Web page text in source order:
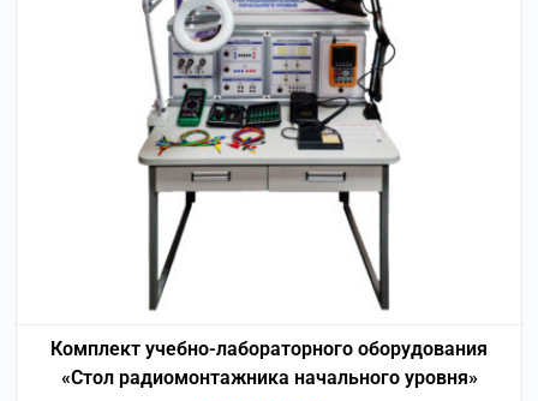
Комплект учебно-лабораторного оборудования
«Стол радиомонтажника начального уровня»